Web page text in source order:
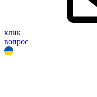
клик
вопрос